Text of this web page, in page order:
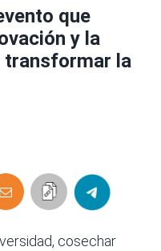
que
y la
transformar la
cosechar